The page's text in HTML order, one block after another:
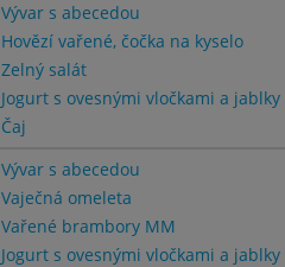
Vývar s abecedou
Hovězí vařené, čočka na kyselo
Zelný salát
Jogurt s ovesnými vločkami a jablky
Čaj
Vývar s abecedou
Vaječná omeleta
Vařené brambory MM
Jogurt s ovesnými vločkami a jablky